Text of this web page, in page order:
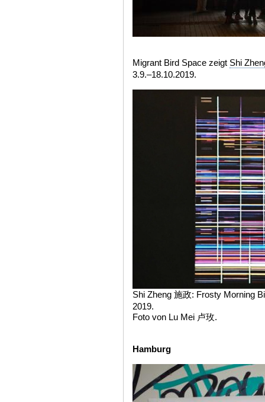
Migrant Bird Space zeigt Shi
3.9.–18.10.2019.
Shi Zheng 施政: Frosty Morning
2019.
Foto von Lu Mei 卢玫.
Hamburg